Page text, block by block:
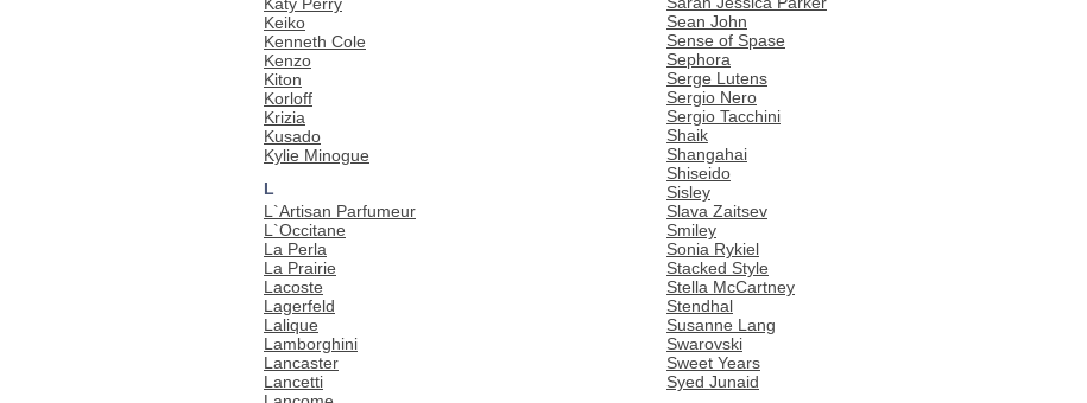
Katy Perry
Keiko
Kenneth Cole
Kenzo
Kiton
Korloff
Krizia
Kusado
Kylie Minogue
L
L`Artisan Parfumeur
L`Occitane
La Perla
La Prairie
Lacoste
Lagerfeld
Lalique
Lamborghini
Lancaster
Lancetti
Sean John
Sense of Spase
Sephora
Serge Lutens
Sergio Nero
Sergio Tacchini
Shaik
Shangahai
Shiseido
Sisley
Slava Zaitsev
Smiley
Sonia Rykiel
Stacked Style
Stella McCartney
Stendhal
Susanne Lang
Swarovski
Sweet Years
Syed Junaid